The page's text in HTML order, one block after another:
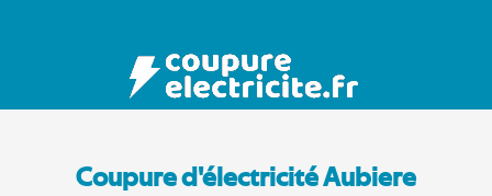
Coupure d'électricité Aubiere